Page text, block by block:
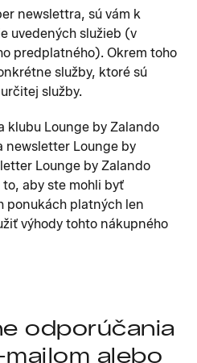
newslettra, sú vám k
uvedených služieb (v
predplatného). Okrem toho
služby, ktoré sú
služby.
klubu Lounge by Zalando
newsletter Lounge by
Lounge by Zalando
aby ste mohli byť
ponukách platných len
výhody tohto nákupného
odporúčania
alebo